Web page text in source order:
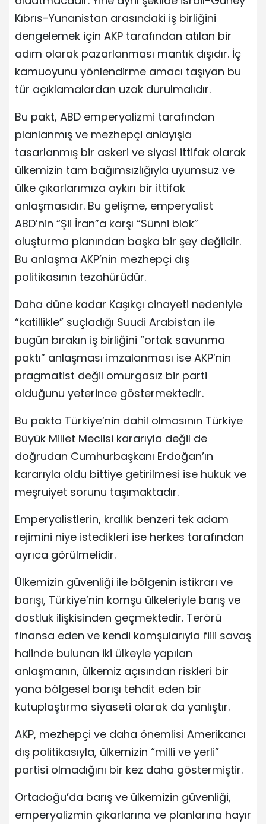
Kıbrıs-Yunanistan arasındaki iş birliğini
dengelemek için AKP tarafından atılan bir
adım olarak pazarlanması mantık dışıdır. İç
kamuoyunu yönlendirme amacı taşıyan bu
tür açıklamalardan uzak durulmalıdır.
Bu pakt, ABD emperyalizmi tarafından
planlanmış ve mezhepçi anlayışla
tasarlanmış bir askeri ve siyasi ittifak olarak
ülkemizin tam bağımsızlığıyla uyumsuz ve
ülke çıkarlarımıza aykırı bir ittifak
anlaşmasıdır. Bu gelişme, emperyalist
ABD’nin “Şii İran”a karşı “Sünni blok”
oluşturma planından başka bir şey değildir.
Bu anlaşma AKP’nin mezhepçi dış
politikasının tezahürüdür.
Daha düne kadar Kaşıkçı cinayeti nedeniyle
“katillikle” suçladığı Suudi Arabistan ile
bugün bırakın iş birliğini “ortak savunma
paktı” anlaşması imzalanması ise AKP’nin
pragmatist değil omurgasız bir parti
olduğunu yeterince göstermektedir.
Bu pakta Türkiye’nin dahil olmasının Türkiye
Büyük Millet Meclisi kararıyla değil de
doğrudan Cumhurbaşkanı Erdoğan’ın
kararıyla oldu bittiye getirilmesi ise hukuk ve
meşruiyet sorunu taşımaktadır.
Emperyalistlerin, krallık benzeri tek adam
rejimini niye istedikleri ise herkes tarafından
ayrıca görülmelidir.
Ülkemizin güvenliği ile bölgenin istikrarı ve
barışı, Türkiye’nin komşu ülkeleriyle barış ve
dostluk ilişkisinden geçmektedir. Terörü
finansa eden ve kendi komşularıyla fiili savaş
halinde bulunan iki ülkeyle yapılan
anlaşmanın, ülkemiz açısından riskleri bir
yana bölgesel barışı tehdit eden bir
kutuplaştırma siyaseti olarak da yanlıştır.
AKP, mezhepçi ve daha önemlisi Amerikancı
dış politikasıyla, ülkemizin “milli ve yerli”
partisi olmadığını bir kez daha göstermiştir.
Ortadoğu’da barış ve ülkemizin güvenliği,
emperyalizmin çıkarlarına ve planlarına hayır